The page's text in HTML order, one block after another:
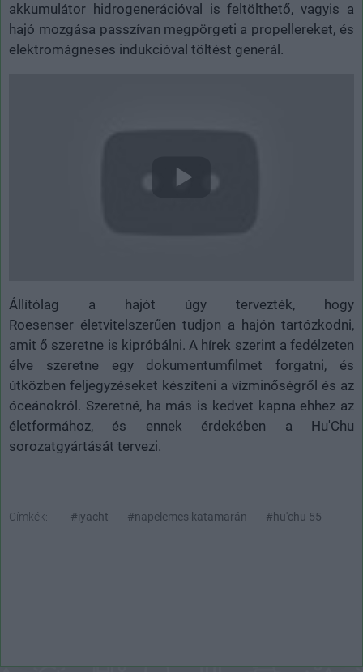
akkumulátor hidrogenerációval is feltölthető, vagyis a
hajó mozgása passzívan megpörgeti a propellereket, és
elektromágneses indukcióval töltést generál.
Állítólag a hajót úgy tervezték, hogy
Roesenser életvitelszerűen tudjon a hajón tartózkodni,
amit ő szeretne is kipróbálni. A hírek szerint a fedélzeten
élve szeretne egy dokumentumfilmet forgatni, és
útközben feljegyzéseket készíteni a vízminőségről és az
óceánokról. Szeretné, ha más is kedvet kapna ehhez az
életformához, és ennek érdekében a Hu'Chu
sorozatgyártását tervezi.
Címkék: #iyacht #napelemes katamarán #hu'chu 55